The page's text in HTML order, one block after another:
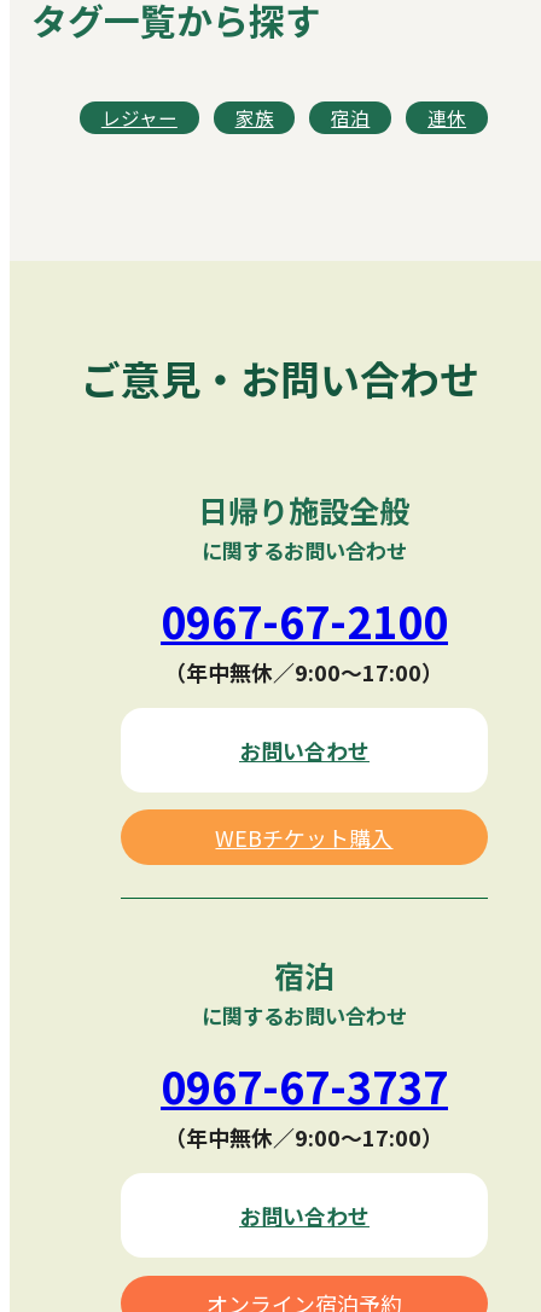
タグ一覧から探す
レジャー 家族 宿泊 連休
ご意見・お問い合わせ
日帰り施設全般
に関するお問い合わせ
0967-67-2100
（年中無休／9:00〜17:00）
お問い合わせ
WEBチケット購入
宿泊
に関するお問い合わせ
0967-67-3737
（年中無休／9:00〜17:00）
お問い合わせ
オンライン宿泊予約